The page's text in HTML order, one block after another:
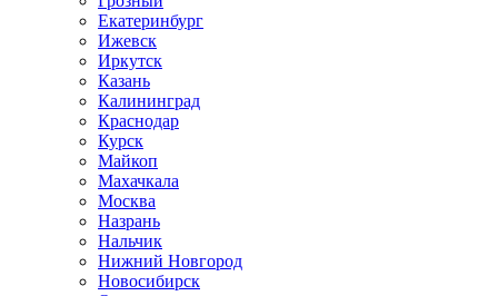
Екатеринбург
Ижевск
Иркутск
Казань
Калининград
Краснодар
Курск
Майкоп
Махачкала
Москва
Назрань
Нальчик
Нижний Новгород
Новосибирск